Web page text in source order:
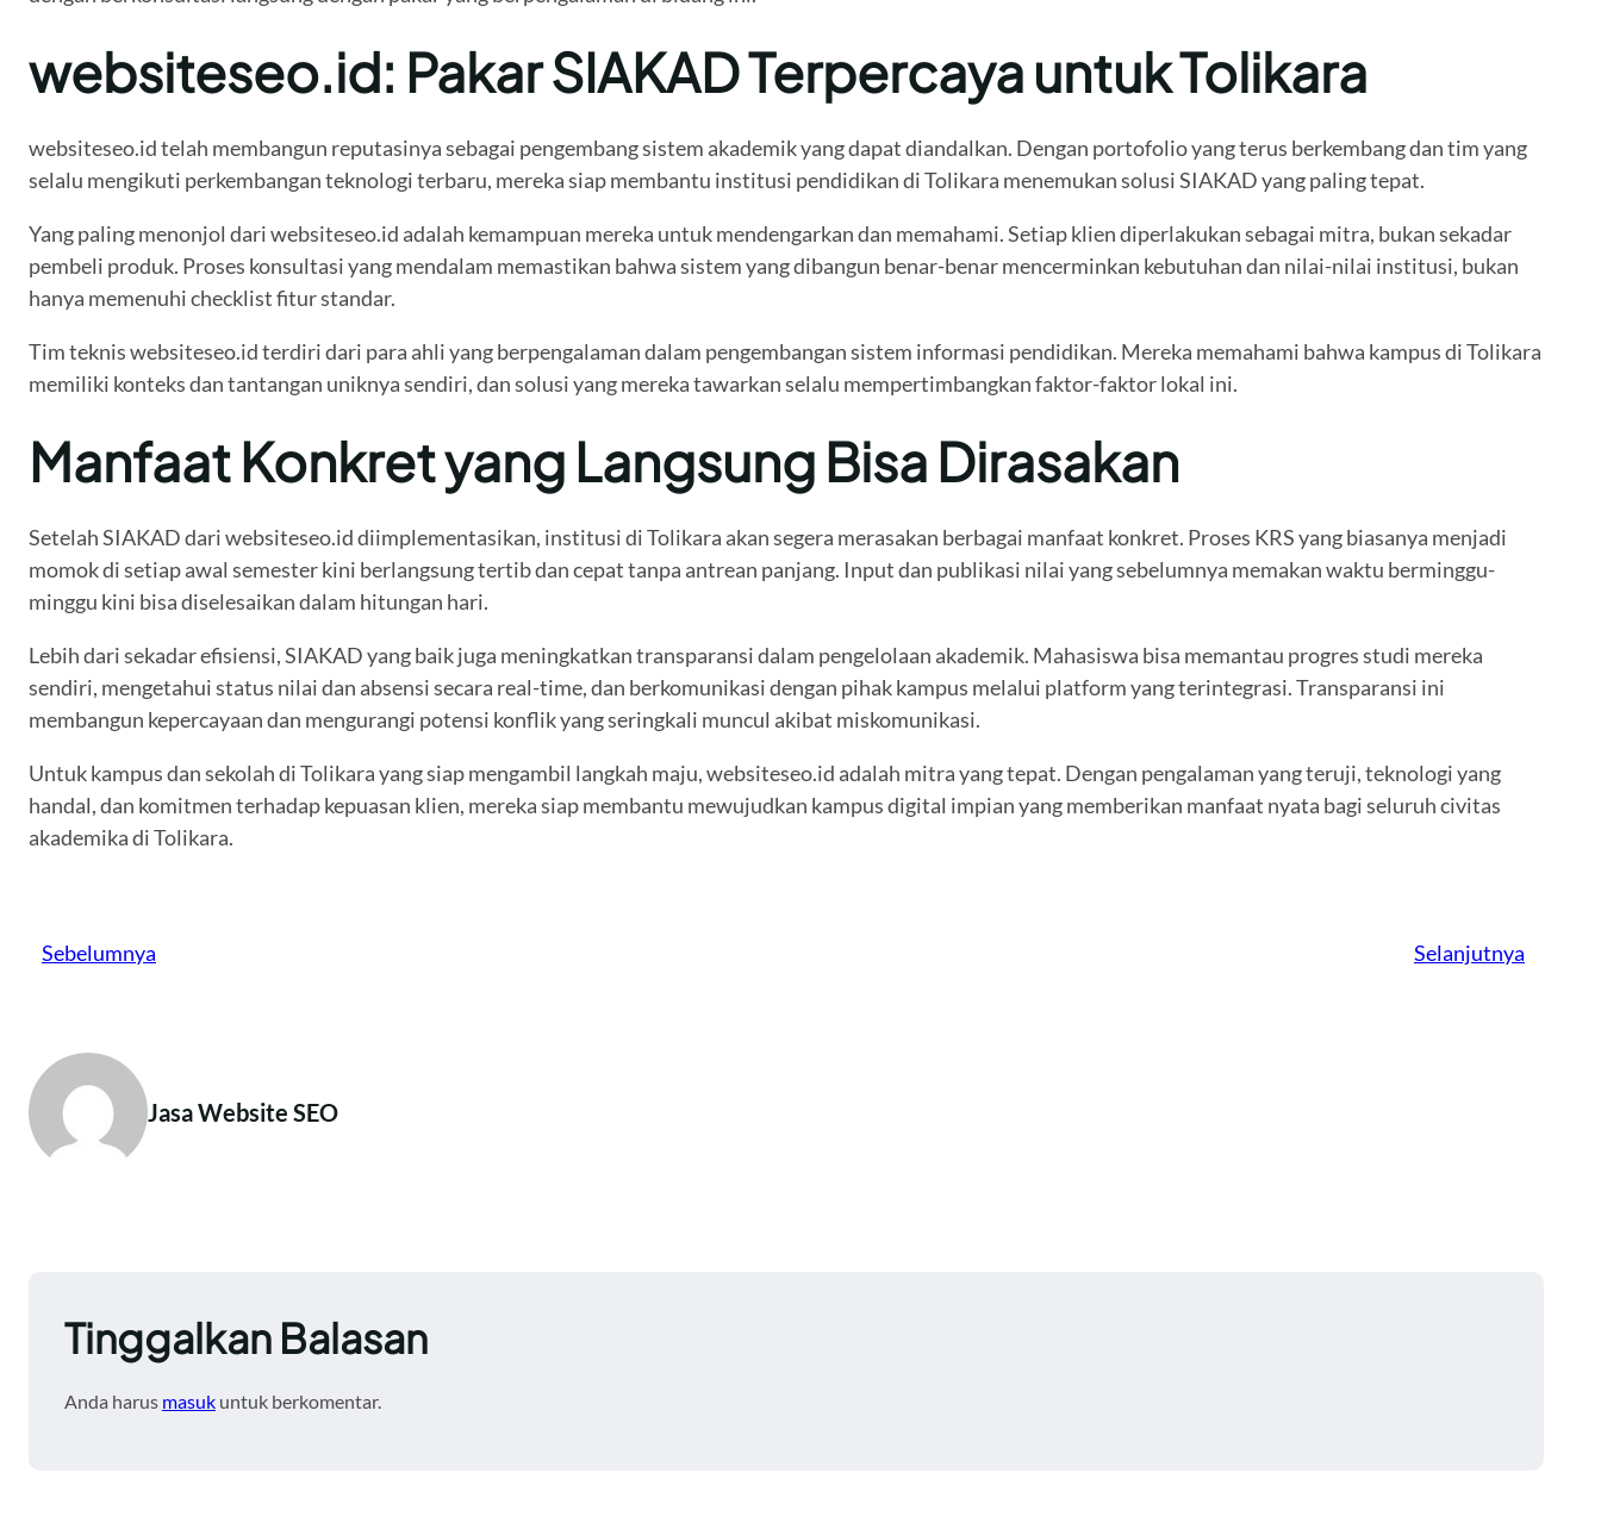
websiteseo.id: Pakar SIAKAD Terpercaya untuk Tolikara
websiteseo.id telah membangun reputasinya sebagai pengembang sistem akademik yang dapat diandalkan. Dengan portofolio yang terus berkembang dan tim yang
selalu mengikuti perkembangan teknologi terbaru, mereka siap membantu institusi pendidikan di Tolikara menemukan solusi SIAKAD yang paling tepat.
Yang paling menonjol dari websiteseo.id adalah kemampuan mereka untuk mendengarkan dan memahami. Setiap klien diperlakukan sebagai mitra, bukan sekadar
pembeli produk. Proses konsultasi yang mendalam memastikan bahwa sistem yang dibangun benar-benar mencerminkan kebutuhan dan nilai-nilai institusi, bukan
hanya memenuhi checklist fitur standar.
Tim teknis websiteseo.id terdiri dari para ahli yang berpengalaman dalam pengembangan sistem informasi pendidikan. Mereka memahami bahwa kampus di Tolikara
memiliki konteks dan tantangan uniknya sendiri, dan solusi yang mereka tawarkan selalu mempertimbangkan faktor-faktor lokal ini.
Manfaat Konkret yang Langsung Bisa Dirasakan
Setelah SIAKAD dari websiteseo.id diimplementasikan, institusi di Tolikara akan segera merasakan berbagai manfaat konkret. Proses KRS yang biasanya menjadi
momok di setiap awal semester kini berlangsung tertib dan cepat tanpa antrean panjang. Input dan publikasi nilai yang sebelumnya memakan waktu berminggu-
minggu kini bisa diselesaikan dalam hitungan hari.
Lebih dari sekadar efisiensi, SIAKAD yang baik juga meningkatkan transparansi dalam pengelolaan akademik. Mahasiswa bisa memantau progres studi mereka
sendiri, mengetahui status nilai dan absensi secara real-time, dan berkomunikasi dengan pihak kampus melalui platform yang terintegrasi. Transparansi ini
membangun kepercayaan dan mengurangi potensi konflik yang seringkali muncul akibat miskomunikasi.
Untuk kampus dan sekolah di Tolikara yang siap mengambil langkah maju, websiteseo.id adalah mitra yang tepat. Dengan pengalaman yang teruji, teknologi yang
handal, dan komitmen terhadap kepuasan klien, mereka siap membantu mewujudkan kampus digital impian yang memberikan manfaat nyata bagi seluruh civitas
akademika di Tolikara.
Sebelumnya Selanjutnya
Jasa Website SEO
Tinggalkan Balasan
Anda harus masuk untuk berkomentar.